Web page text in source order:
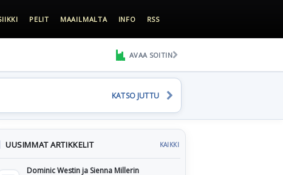
PELIT MAAILMALTA INFO RSS
AVAA SOITIN
KATSO JUTTU
UUSIMMAT ARTIKKELIT KAIKKI
Dominic Westin ja Sienna Millerin